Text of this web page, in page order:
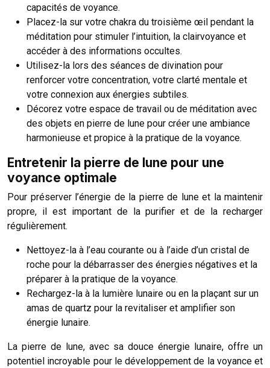
capacités de voyance.
Placez-la sur votre chakra du troisième œil pendant la
méditation pour stimuler l’intuition, la clairvoyance et
accéder à des informations occultes.
Utilisez-la lors des séances de divination pour
renforcer votre concentration, votre clarté mentale et
votre connexion aux énergies subtiles.
Décorez votre espace de travail ou de méditation avec
des objets en pierre de lune pour créer une ambiance
harmonieuse et propice à la pratique de la voyance.
Entretenir la pierre de lune pour une
voyance optimale
Pour préserver l’énergie de la pierre de lune et la maintenir
propre, il est important de la purifier et de la recharger
régulièrement.
Nettoyez-la à l’eau courante ou à l’aide d’un cristal de
roche pour la débarrasser des énergies négatives et la
préparer à la pratique de la voyance.
Rechargez-la à la lumière lunaire ou en la plaçant sur un
amas de quartz pour la revitaliser et amplifier son
énergie lunaire.
La pierre de lune, avec sa douce énergie lunaire, offre un
potentiel incroyable pour le développement de la voyance et